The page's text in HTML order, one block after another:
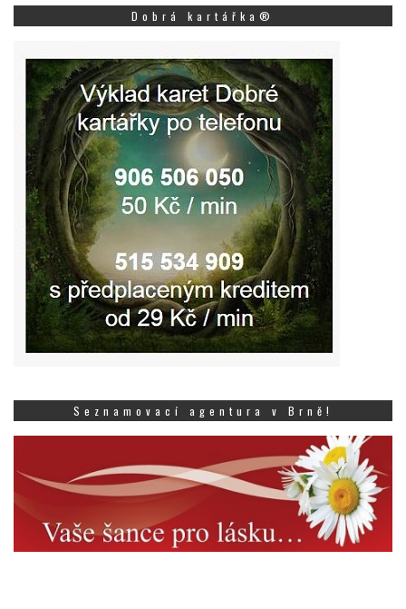
Dobrá kartářka®
Seznamovací agentura v Brně!